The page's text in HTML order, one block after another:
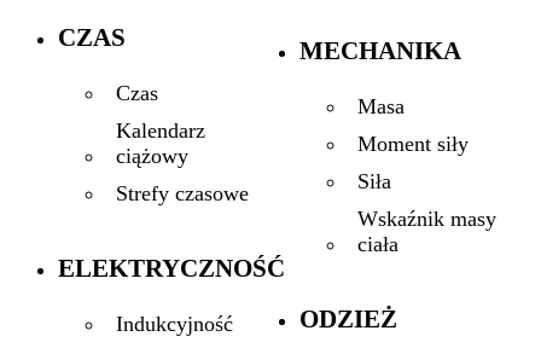
CZAS
Czas
Kalendarz
ciążowy
Strefy czasowe
ELEKTRYCZNOŚĆ
Indukcyjność
MECHANIKA
Masa
Moment siły
Siła
Wskaźnik masy
ciała
ODZIEŻ